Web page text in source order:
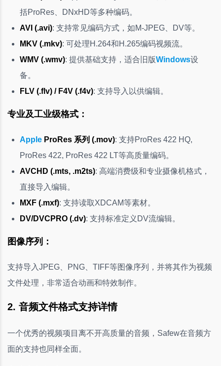
括ProRes、DNxHD等多种编码。
AVI (.avi): 支持常见编码方式，如M-JPEG、DV等。
MKV (.mkv): 可处理H.264和H.265编码视频流。
WMV (.wmv): 提供基础支持，适合旧版Windows设
备。
FLV (.flv) / F4V (.f4v): 支持导入以供编辑。
专业及工业级格式：
Apple ProRes 系列 (.mov): 支持ProRes 422 HQ,
ProRes 422, ProRes 422 LT等高质量编码。
AVCHD (.mts, .m2ts): 高端消费级和专业摄像机格式，
直接导入编辑。
MXF (.mxf): 支持读取XDCAM等素材。
DV/DVCPRO (.dv): 支持标准定义DV流编辑。
图像序列：
支持导入JPEG、PNG、TIFF等图像序列，并将其作为视频
文件处理，非常适合动画和特效制作。
2. 音频文件格式支持详情
一个优秀的视频项目离不开高质量的音频，Safew在音频方
面的支持也同样全面。